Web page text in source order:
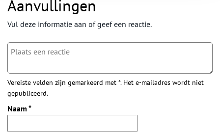
Aanvullingen
Vul deze informatie aan of geef een reactie.
Vereiste velden zijn gemarkeerd met *. Het e-mailadres wordt niet
gepubliceerd.
Naam *